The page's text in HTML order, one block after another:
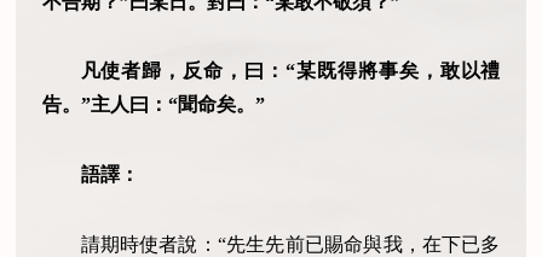
凡使者歸，反命，曰：“某既得將事矣，敢以禮
告。”主人曰：“聞命矣。”
語譯：
請期時使者說：“先生先前已賜命與我，在下已多